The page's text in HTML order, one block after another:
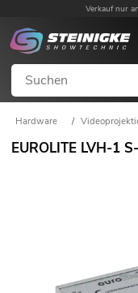
Verkauf nur
Hardware /
EUROLITE LVH-1